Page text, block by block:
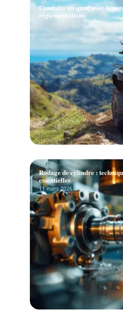
Conduire un quad avec le
réglementations
11 mars 2026
Rodage de cylindre :
essentielles
11 mars 2026